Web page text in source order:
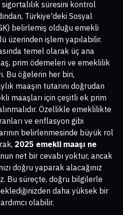
sigortalılık süresini kontrol
Türkiye'deki Sosyal
belirlemiş olduğu emekli
üzerinden işlem yapılabilir.
temel olarak üç ana
prim ödemeleri ve emeklilik
Bu öğelerin her biri,
maaşın tutarını doğrudan
maaşları için çeşitli ek prim
Özellikle emeklilikte
ve enflasyon gibi
belirlenmesinde büyük rol
2025 emekli maaşı ne
net bir cevabı yoktur, ancak
doğru yaparak alacağınız
Bu süreçte, doğru bilgilerle
daha yüksek bir
olabilir.